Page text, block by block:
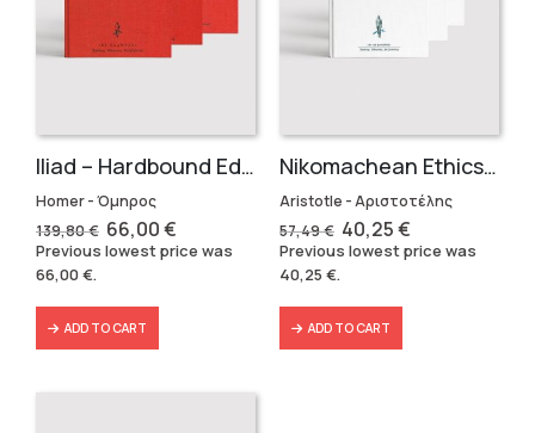
Iliad – Hardbound Edition
Homer - Όμηρος
139,80€ Original
price
was:
66,00€Current
price
is:
Previous lowest price was
66,00€.
ADD TO CART
Nikomachean Ethics (3 volumes)
Aristotle - Αριστοτέλης
57,49€ Original
price
was:
57,49 €.
40,25€Current
price
is:
Previous lowest price was
40,25 €.
ADD TO CART